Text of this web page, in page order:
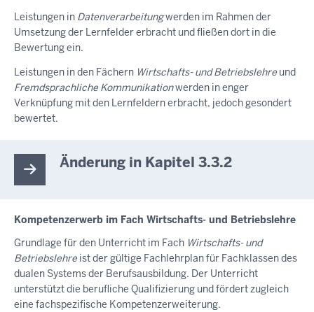
Leistungen in Datenverarbeitungwerden im Rahmen der
Umsetzung der Lernfelder erbracht und fließen dort in die
Bewertung ein.
Leistungen in den Fächern Wirtschafts- und Betriebslehre und
Fremdsprachliche Kommunikationwerden in enger
Verknüpfung mit den Lernfeldern erbracht, jedoch gesondert
bewertet.
Änderung in Kapitel 3.3.2
Kompetenzerwerb im Fach Wirtschafts- und Betriebslehre
Grundlage für den Unterricht im Fach Wirtschafts- und
Betriebslehre ist der gültige Fachlehrplan für Fachklassen des
dualen Systems der Berufsausbildung. Der Unterricht
unterstützt die berufliche Qualifizierung und fördert zugleich
eine fachspezifische Kompetenzerweiterung.